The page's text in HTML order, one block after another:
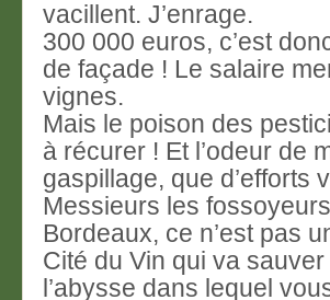
vacillent. J’enrage.
300 000 euros, c’est
de façade ! Le salaire
vignes.
Mais le poison des
à récurer ! Et l’odeur de
gaspillage, que d’efforts
Messieurs les
Bordeaux, ce n’est pas
Cité du Vin qui va
l’abysse dans lequel